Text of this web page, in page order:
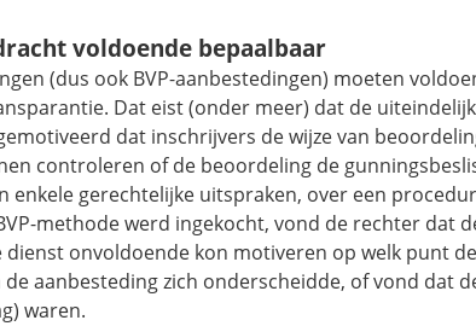
voldoende bepaalbaar
(dus ook BVP-aanbestedingen) moeten
Dat eist (onder meer) dat de
dat inschrijvers de wijze van
controleren of de beoordeling de
enkele gerechtelijke uitspraken, over een
methode werd ingekocht, vond de rechter dat
dienst onvoldoende kon motiveren op welk punt
aanbesteding zich onderscheidde, of vond dat
waren.